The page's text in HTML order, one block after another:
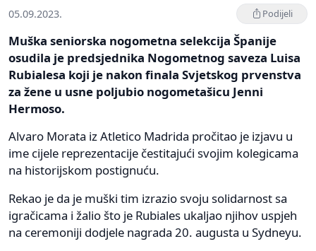
05.09.2023. Podijeli
Muška seniorska nogometna selekcija Španije
osudila je predsjednika Nogometnog saveza Luisa
Rubialesa koji je nakon finala Svjetskog prvenstva
za žene u usne poljubio nogometašicu Jenni
Hermoso.
Alvaro Morata iz Atletico Madrida pročitao je izjavu u
ime cijele reprezentacije čestitajući svojim kolegicama
na historijskom postignuću.
Rekao je da je muški tim izrazio svoju solidarnost sa
igračicama i žalio što je Rubiales ukaljao njihov uspjeh
na ceremoniji dodjele nagrada 20. augusta u Sydneyu.